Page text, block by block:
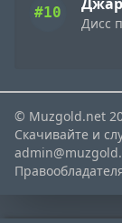
#10
Дисс
© Muzgold.net
Скачивайте и